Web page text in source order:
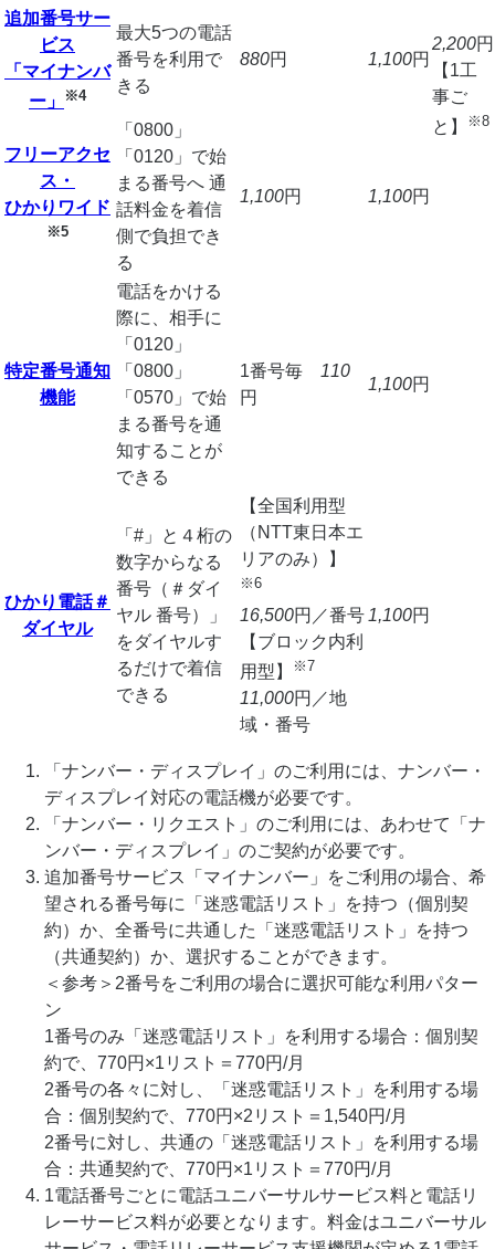
2,200円
【1工
事ご
と】
※8
追加番号サー
ビス
「マイナンバ
ー」
※4
最大5つの電話
番号を利用で
きる
880円 1,100円
フリーアクセ
ス・
ひかりワイド
※5
「0800」
「0120」で始
まる番号へ 通
話料金を着信
側で負担でき
る
1,100円 1,100円
特定番号通知
機能
電話をかける
際に、相手に
「0120」
「0800」
「0570」で始
まる番号を通
知することが
できる
1番号毎 110
円
1,100円
ひかり電話＃
ダイヤル
「#」と４桁の
数字からなる
番号（＃ダイ
ヤル 番号）」
をダイヤルす
るだけで着信
できる
【全国利用型
（NTT東日本エ
リアのみ）】
※6
16,500円／番号
【ブロック内利
用型】
※7
11,000円／地
域・番号
1,100円
「ナンバー・ディスプレイ」のご利用には、ナンバー・
ディスプレイ対応の電話機が必要です。
「ナンバー・リクエスト」のご利用には、あわせて「ナ
ンバー・ディスプレイ」のご契約が必要です。
追加番号サービス「マイナンバー」をご利用の場合、希
望される番号毎に「迷惑電話リスト」を持つ（個別契
約）か、全番号に共通した「迷惑電話リスト」を持つ
（共通契約）か、選択することができます。
＜参考＞2番号をご利用の場合に選択可能な利用パター
ン
1番号のみ「迷惑電話リスト」を利用する場合：個別契
約で、770円×1リスト＝770円/月
2番号の各々に対し、「迷惑電話リスト」を利用する場
合：個別契約で、770円×2リスト＝1,540円/月
2番号に対し、共通の「迷惑電話リスト」を利用する場
合：共通契約で、770円×1リスト＝770円/月
1電話番号ごとに電話ユニバーサルサービス料と電話リ
レーサービス料が必要となります。料金はユニバーサル